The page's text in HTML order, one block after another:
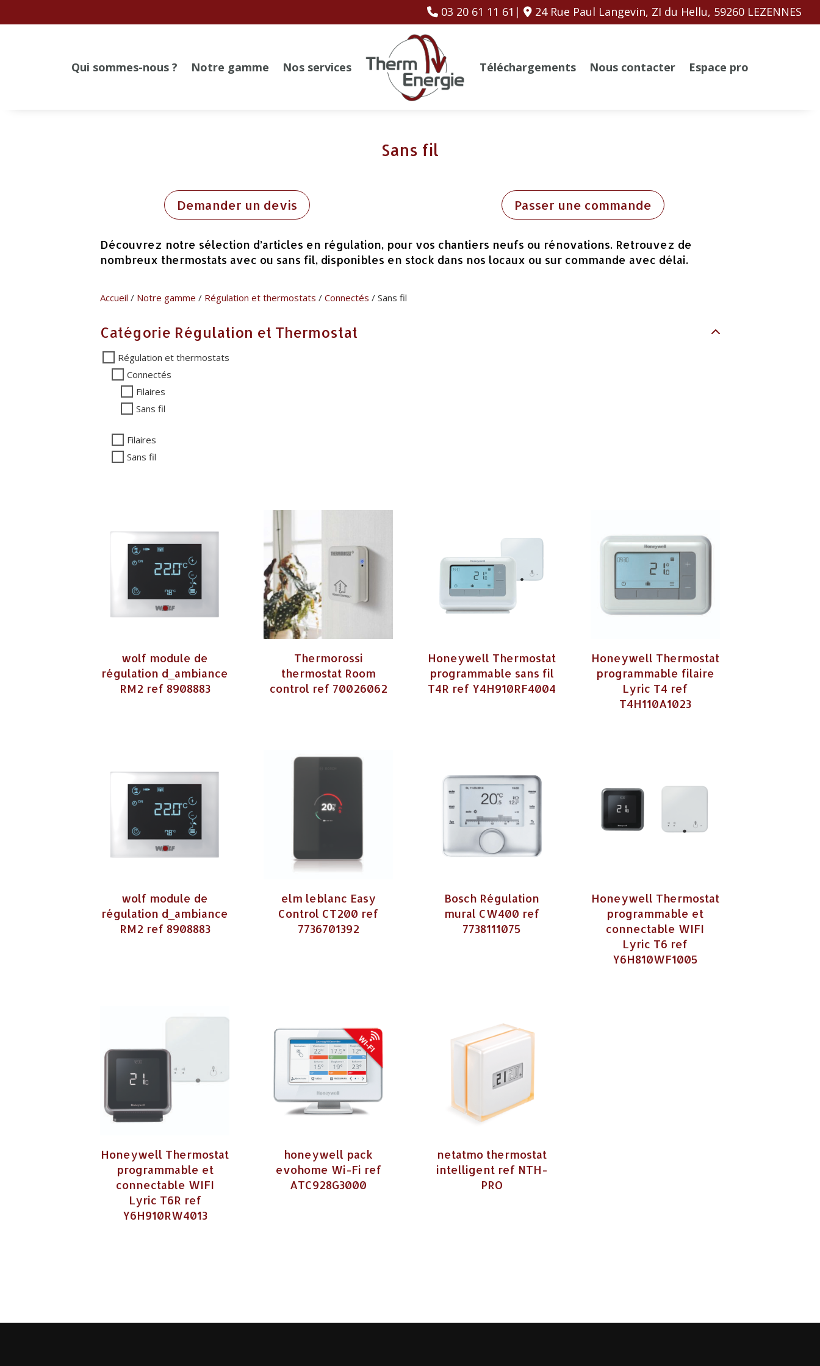
03 20 61 11 61| 24 Rue Paul Langevin, ZI du Hellu, 59260 LEZENNES
Qui sommes-nous ? Notre gamme Nos services Téléchargements Nous contacter Espace pro
Sans fil
Demander un devis Passer une commande
Découvrez notre sélection d’articles en régulation, pour vos chantiers neufs ou rénovations. Retrouvez de
nombreux thermostats avec ou sans fil, disponibles en stock dans nos locaux ou sur commande avec délai.
Accueil / Notre gamme / Régulation et thermostats /Connectés / Sans fil
Catégorie Régulation et Thermostat
Régulation et thermostats
Connectés
Filaires
Sans fil
Filaires
Sans fil
wolf module de
régulation d_ambiance
RM2 ref 8908883
Thermorossi
thermostat Room
control ref 70026062
Honeywell Thermostat
programmable sans fil
T4R ref Y4H910RF4004
Honeywell Thermostat
programmable filaire
Lyric T4 ref
T4H110A1023
wolf module de
régulation d_ambiance
RM2 ref 8908883
elm leblanc Easy
Control CT200 ref
7736701392
Bosch Régulation
mural CW400 ref
7738111075
Honeywell Thermostat
programmable et
connectable WIFI
Lyric T6 ref
Y6H810WF1005
Honeywell Thermostat
programmable et
connectable WIFI
Lyric T6R ref
Y6H910RW4013
honeywell pack
evohome Wi-Fi ref
ATC928G3000
netatmo thermostat
intelligent ref NTH-
PRO